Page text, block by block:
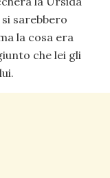
sarebbero
la cosa era
che lei gli